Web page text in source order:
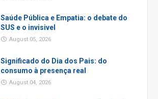
Saúde Pública e Empatia: o debate do
SUS e o invisivel
August 05, 2026
Significado do Dia dos Pais: do
consumo à presença real
August 04, 2026